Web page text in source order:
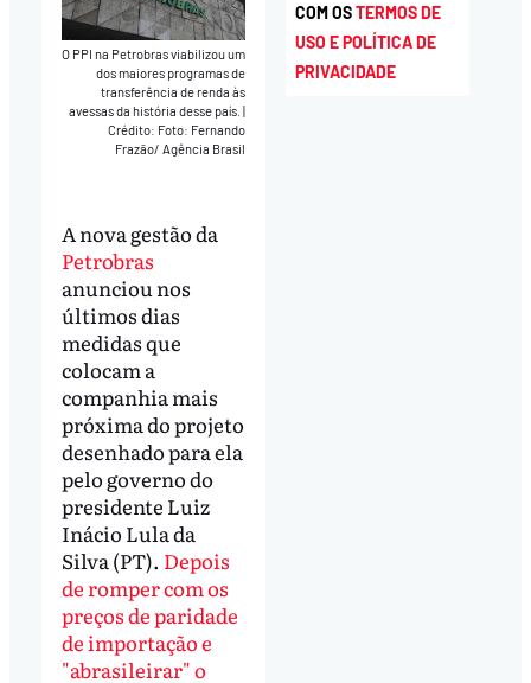
O PPI na Petrobras viabilizou um
dos maiores programas de
transferência de renda às
avessas da história desse país.|
Crédito: Foto: Fernando
Frazão/ Agência Brasil
A nova gestão da
Petrobras
anunciou nos
últimos dias
medidas que
colocam a
companhia mais
próxima do projeto
desenhado para ela
pelo governo do
presidente Luiz
Inácio Lula da
Silva (PT). Depois
de romper com os
preços de paridade
de importação e
"abrasileirar" o
COM OSTERMOS DE
USO E POLÍTICA DE
PRIVACIDADE